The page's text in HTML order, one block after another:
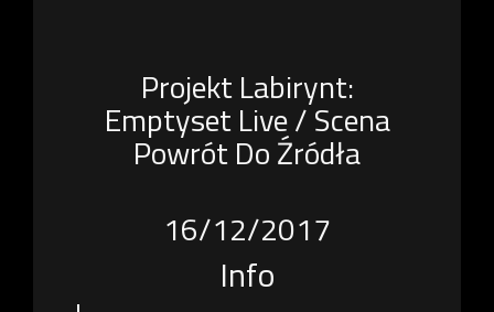
Projekt Labirynt:
Emptyset Live / Scena
Powrót Do Źródła
16/12/2017
Info